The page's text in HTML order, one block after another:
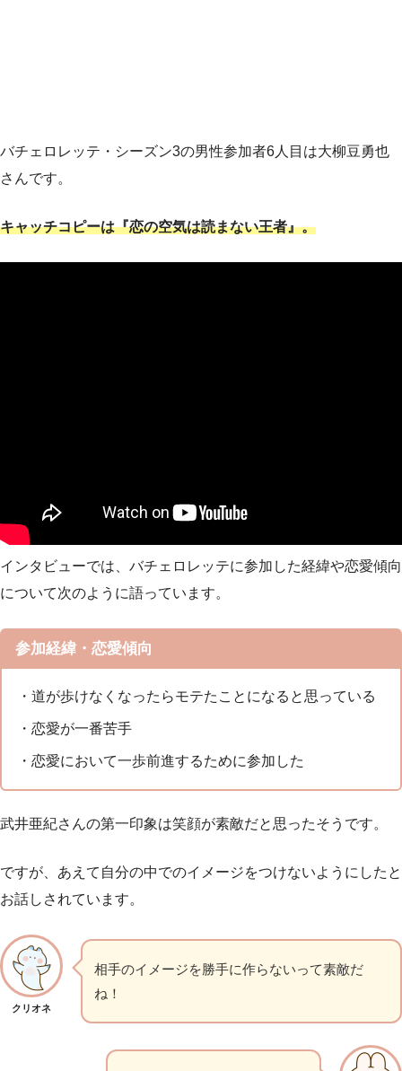
バチェロレッテ・シーズン3の男性参加者6人目は大柳豆勇也
さんです。
キャッチコピーは『恋の空気は読まない王者』。
インタビューでは、バチェロレッテに参加した経緯や恋愛傾向
について次のように語っています。
参加経緯・恋愛傾向
・道が歩けなくなったらモテたことになると思っている
・恋愛が一番苦手
・恋愛において一歩前進するために参加した
武井亜紀さんの第一印象は笑顔が素敵だと思ったそうです。
ですが、あえて自分の中でのイメージをつけないようにしたと
お話しされています。
クリオネ
相手のイメージを勝手に作らないって素敵だ
ね！